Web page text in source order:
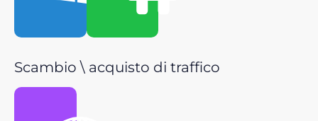
Scambio \ acquisto di traffico